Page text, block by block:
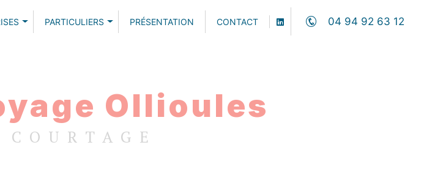
PARTICULIERS PRÉSENTATION CONTACT 04 94 92 63 12
Ollioules